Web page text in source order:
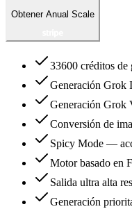
Obtener Anual Scale
33600 créditos de
Generación Grok
Generación
Conversión de
Spicy Mode —
Motor basado en
Salida ultra alta
Generación